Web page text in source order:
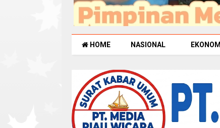
HOME NASIONAL EKONOMI